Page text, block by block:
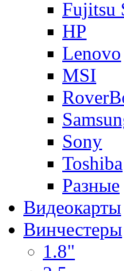
Fujitsu
HP
Lenovo
MSI
Sony
Toshiba
Разные
Видеокарты
Винчестеры
1.8"